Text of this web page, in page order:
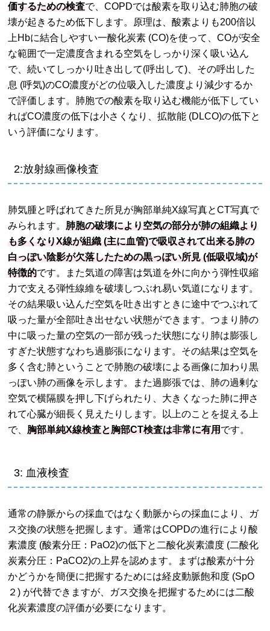
価するための検査で、COPDでは酸素を取り込む肺胞の破
壊が起きるため低下します。原理は、酸素よりも200倍以
上Hbに結合しやすい一酸化炭素 (CO)を使って、COが安全
な範囲で一定濃度含まれる空気をしっかり深く吸い込ん
で、続いてしっかり吐き出して(呼出して)、その呼出した
息 (呼気)のCO濃度がどの位吸入した濃度より減少するか
で評価します。肺胞での酸素を取り込む機能が低下してい
ればCO濃度の低下は小さくなり、拡散能 (DLCO)の低下と
いう評価になります。
2:放射線画像検査
肺気腫と呼ばれてきた所見が胸部単純X線写真とCT写真で
みられます。 肺胞の破壊により空気の部分が肺の組織より
も多くなりX線が組織 (主に血管)で吸収されて出来る肺の
白っぽい陰影が欠落したための黒っぽい所見 (低吸収域)が
特徴的です。また気道の障害は気道を外に向かう弾性収縮
力で支える弾性線維を破壊しつぶれ易い気道になります。
その結果吸い込んだ空気を吐き出すときに途中でつぶれて
吸った量が全部吐き出せない状態ができます。つまり肺の
中に吸った量の空気の一部が残った状態になり肺は膨張し
すぎた状態すなわち過膨張になります。その結果は空気を
多く含む肺ということで肺胞の破壊による画像に加わり黒
っぽい肺の画像を示します。また過膨張では、肺の過剰な
空気で横隔膜を押し下げられたり、大きくなった肺に押さ
れて心臓が細長く見えたりします。以上のことを捉える上
で、 胸部単純X線検査と胸部CT検査は非常に有用 です。
3: 血液検査
通常の静脈からの採血ではなく動脈からの採血により、ガ
ス交換の状態を把握します。通常はCOPDの進行により酸
素濃度 (酸素分圧：PaO2)の低下と二酸化炭素濃度 (二酸化
炭素分圧：PaCO2)の上昇を認めます。まずは酸素が十分
かどうかを簡便に把握するためには経皮動脈飽和度 (SpO
２) が代替できますが、ガス交換を把握するためには二酸
化炭素濃度の評価が必要になります。